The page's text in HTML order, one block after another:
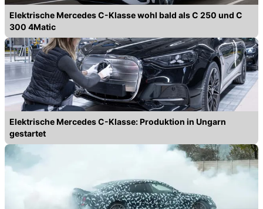
Elektrische Mercedes C-Klasse wohl bald als C 250 und C
300 4Matic
Elektrische Mercedes C-Klasse: Produktion in Ungarn
gestartet